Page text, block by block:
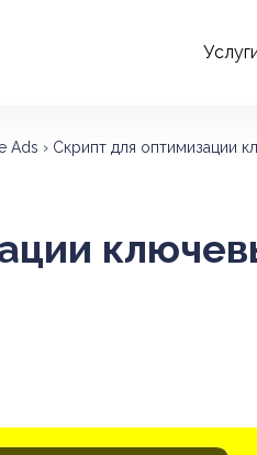
Ads › Скрипт для оптимизации